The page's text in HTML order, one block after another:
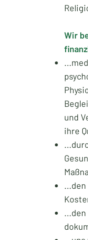
Wir
und
ihre